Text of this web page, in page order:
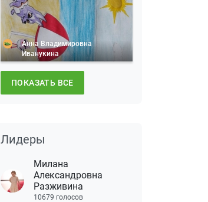
Анна Владимировна
Иванукина
ПОКАЗАТЬ ВСЕ
Лидеры
Милана
Александровна
Разживина
10679 голосов